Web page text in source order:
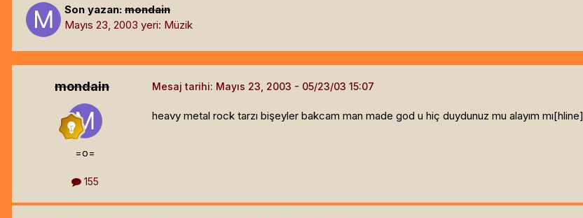
Son yazan: mondain
Mayıs 23, 2003 yeri: Müzik
mondain
=o=
155
Mesaj tarihi: Mayıs 23, 2003
heavy metal rock tarzı bişeyler bakcam man made god u hiç duydunuz mu alayım mı[hline]